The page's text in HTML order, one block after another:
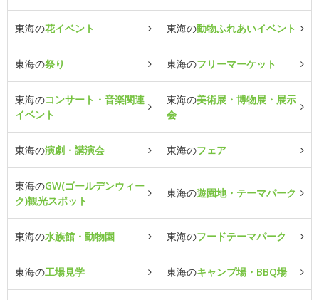
東海の花イベント 東海の動物ふれあいイベント
東海の祭り 東海のフリーマーケット
東海のコンサート・音楽関連
イベント
東海の美術展・博物展・展示
会
東海の演劇・講演会 東海のフェア
東海のGW(ゴールデンウィー
ク)観光スポット
東海の遊園地・テーマパーク
東海の水族館・動物園 東海のフードテーマパーク
東海の工場見学 東海のキャンプ場・BBQ場